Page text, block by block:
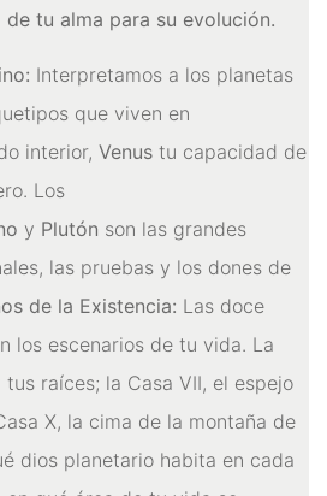
tu alma para su evolución.
Interpretamos a los planetas
que viven en
interior, Venus tu capacidad de
Los
y Plutón son las grandes
las pruebas y los dones de
de la Existencia: Las doce
los escenarios de tu vida. La
raíces; la Casa VII, el espejo
X, la cima de la montaña de
dios planetario habita en cada